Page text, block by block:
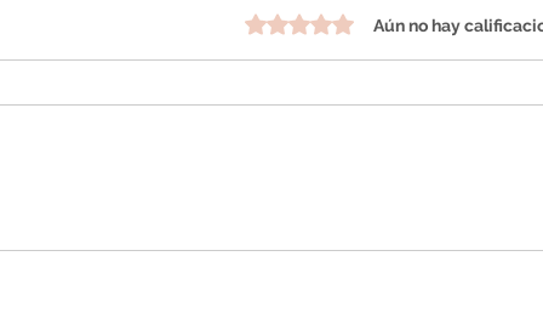
Obtuvo 0 de 5 estrellas.
Aún no hay